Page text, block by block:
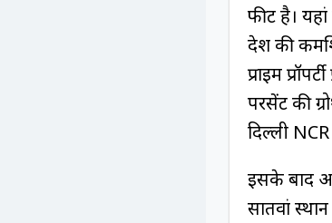
फीट है। यहां
देश की
प्राइम
परसेंट की
दिल्ली NCR
इसके बाद
सातवां